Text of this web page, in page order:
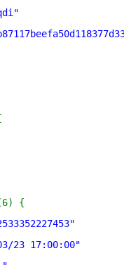
{
23 17:00:00"